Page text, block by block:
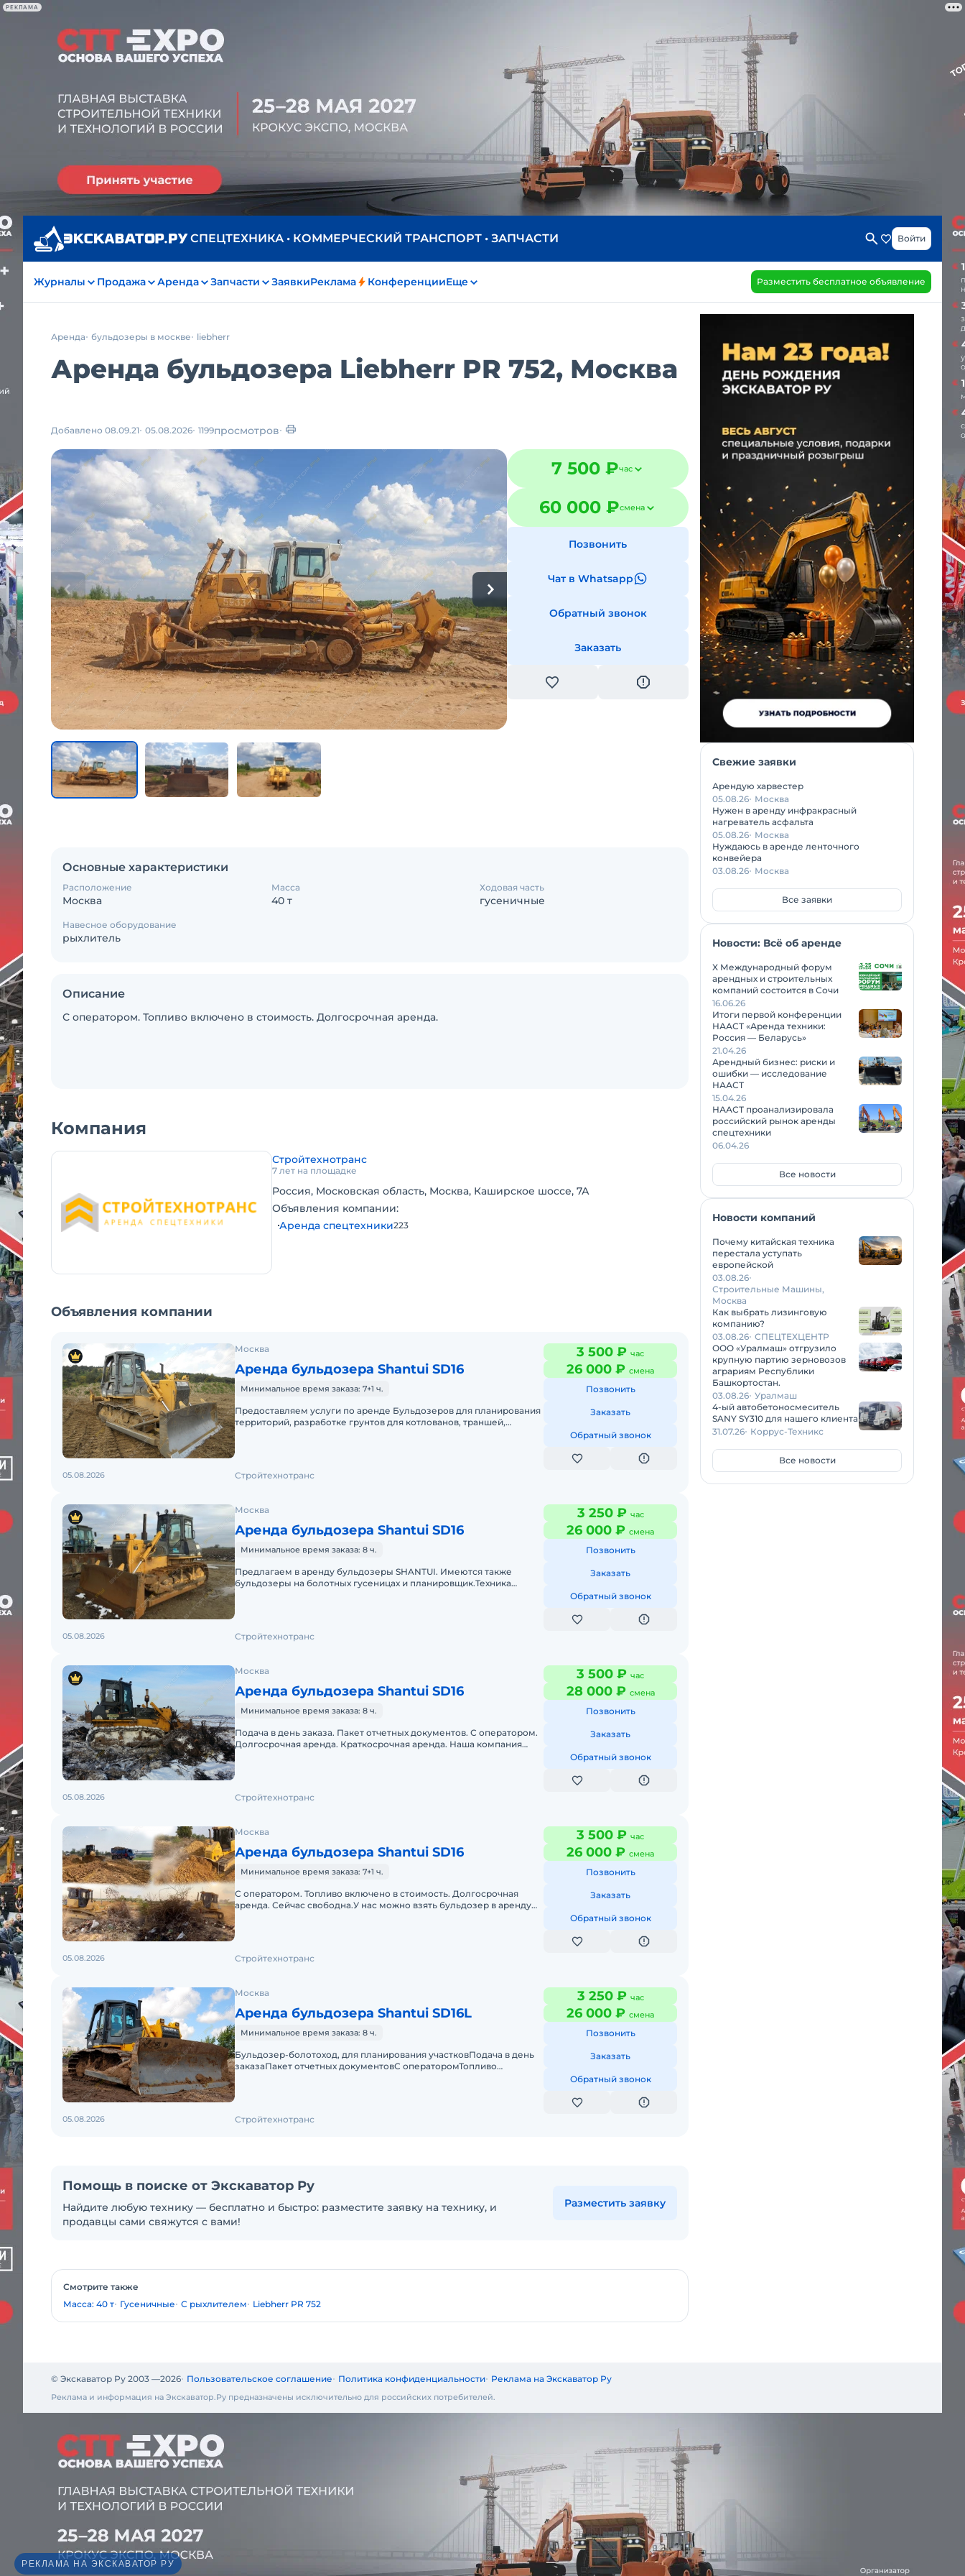
РЕКЛАМА
СПЕЦТЕХНИКА • КОММЕРЧЕСКИЙ ТРАНСПОРТ • ЗАПЧАСТИ Войти
Журналы Продажа Аренда Запчасти ЗаявкиРеклама КонференцииЕще Разместить бесплатное объявление
Аренда бульдозеры в москве liebherr
Аренда бульдозера Liebherr PR 752, Москва
Добавлено 08.09.21 05.08.2026 1199просмотров
7 500 ₽час
60 000 ₽смена
Позвонить
Чат в Whatsapp
Обратный звонок
Заказать
Основные характеристики
Расположение
Москва
Масса
40 т
Ходовая часть
гусеничные
Навесное оборудование
рыхлитель
Описание
С оператором. Топливо включено в стоимость. Долгосрочная аренда.
Компания
Стройтехнотранс
7 лет на площадке
Россия, Московская область, Москва, Каширское шоссе, 7А
Объявления компании:
Аренда спецтехники223
Объявления компании
Москва
Аренда бульдозера Shantui SD16
Минимальное время заказа: 7+1 ч.
Предоставляем услуги по аренде Бульдозеров для планирования
территорий, разработке грунтов для котлованов, траншей,
3 500 ₽ час
26 000 ₽ смена
Позвонить
Заказать
Обратный звонок
05.08.2026 Стройтехнотранс
Москва
Аренда бульдозера Shantui SD16
Минимальное время заказа: 8 ч.
Предлагаем в аренду бульдозеры SHANTUI. Имеются также
бульдозеры на болотных гусеницах и планировщик.Техника
3 250 ₽ час
26 000 ₽ смена
Позвонить
Заказать
Обратный звонок
05.08.2026 Стройтехнотранс
Москва
Аренда бульдозера Shantui SD16
Минимальное время заказа: 8 ч.
Подача в день заказа. Пакет отчетных документов. С оператором.
Долгосрочная аренда. Краткосрочная аренда. Наша компания
3 500 ₽ час
28 000 ₽ смена
Позвонить
Заказать
Обратный звонок
05.08.2026 Стройтехнотранс
Москва
Аренда бульдозера Shantui SD16
Минимальное время заказа: 7+1 ч.
С оператором. Топливо включено в стоимость. Долгосрочная
аренда. Сейчас свободна.У нас можно взять бульдозер в аренду
3 500 ₽ час
26 000 ₽ смена
Позвонить
Заказать
Обратный звонок
05.08.2026 Стройтехнотранс
Москва
Аренда бульдозера Shantui SD16L
Минимальное время заказа: 8 ч.
Бульдозер-болотоход, для планирования участковПодача в день
заказаПакет отчетных документовС операторомТопливо
3 250 ₽ час
26 000 ₽ смена
Позвонить
Заказать
Обратный звонок
05.08.2026 Стройтехнотранс
Помощь в поиске от Экскаватор Ру
Найдите любую технику — бесплатно и быстро: разместите заявку на технику, и
продавцы сами свяжутся с вами!
Разместить заявку
Смотрите также
Масса: 40 т Гусеничные С рыхлителем Liebherr PR 752
Свежие заявки
Арендую харвестер
05.08.26 Москва
Нужен в аренду инфракрасный
нагреватель асфальта
05.08.26 Москва
Нуждаюсь в аренде ленточного
конвейера
03.08.26 Москва
Все заявки
Новости: Всё об аренде
X Международный форум
арендных и строительных
компаний состоится в Сочи
16.06.26
Итоги первой конференции
НААСТ «Аренда техники:
Россия — Беларусь»
21.04.26
Арендный бизнес: риски и
ошибки — исследование
НААСТ
15.04.26
НААСТ проанализировала
российский рынок аренды
спецтехники
06.04.26
Все новости
Новости компаний
Почему китайская техника
перестала уступать
европейской
03.08.26
Строительные Машины,
Москва
Как выбрать лизинговую
компанию?
03.08.26 СПЕЦТЕХЦЕНТР
ООО «Уралмаш» отгрузило
крупную партию зерновозов
аграриям Республики
Башкортостан.
03.08.26 Уралмаш
4-ый автобетоносмеситель
SANY SY310 для нашего клиента
31.07.26 Коррус-Техникс
Все новости
© Экскаватор Ру 2003 —2026 Пользовательское соглашение Политика конфиденциальности Реклама на Экскаватор Ру
Реклама и информация на Экскаватор.Ру предназначены исключительно для российских потребителей.